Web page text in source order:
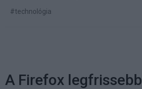
#technológia
A Firefox legfrissebb